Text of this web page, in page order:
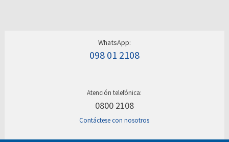
WhatsApp:
098 01 2108
Atención telefónica:
0800 2108
Contáctese con nosotros